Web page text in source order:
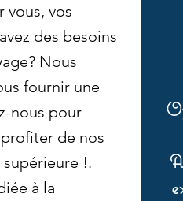
vous, vos
des besoins
Nous
fournir une
nous pour
de nos
!.
à la